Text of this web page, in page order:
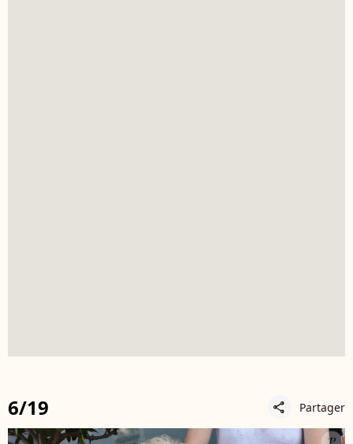
6/19 share Partager